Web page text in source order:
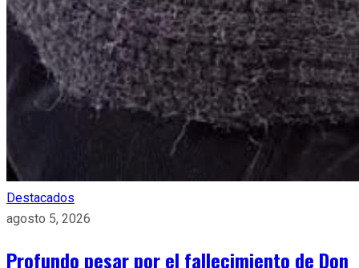
Destacados
agosto 5, 2026
Profundo pesar por el fallecimiento de Don